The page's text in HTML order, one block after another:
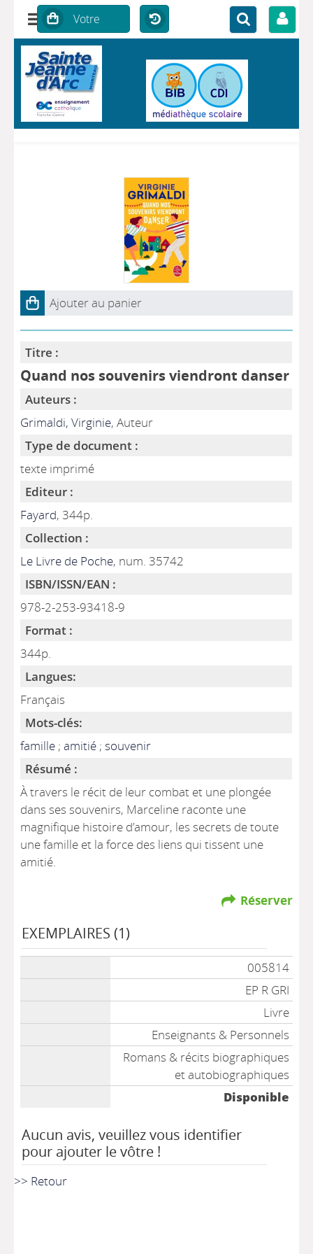
Ajouter au panier
Titre :
Quand nos souvenirs viendront danser
Auteurs :
Grimaldi, Virginie, Auteur
Type de document :
texte imprimé
Editeur :
Fayard, 344p.
Collection :
Le Livre de Poche, num. 35742
ISBN/ISSN/EAN :
978-2-253-93418-9
Format :
344p.
Langues:
Français
Mots-clés:
famille ;amitié ;souvenir
Résumé :
À travers le récit de leur combat et une plongée
dans ses souvenirs, Marceline raconte une
magnifique histoire d’amour, les secrets de toute
une famille et la force des liens qui tissent une
amitié.
Réserver
EXEMPLAIRES (1)
005814
EP R GRI
Livre
Enseignants & Personnels
Romans & récits biographiques
et autobiographiques
Disponible
Aucun avis, veuillez vous identifier
pour ajouter le vôtre !
>> Retour